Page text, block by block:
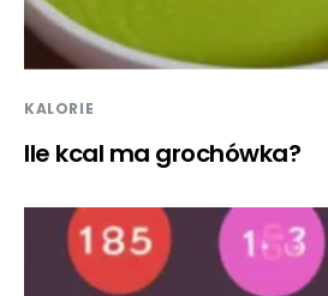
KALORIE
Ile kcal ma grochówka?